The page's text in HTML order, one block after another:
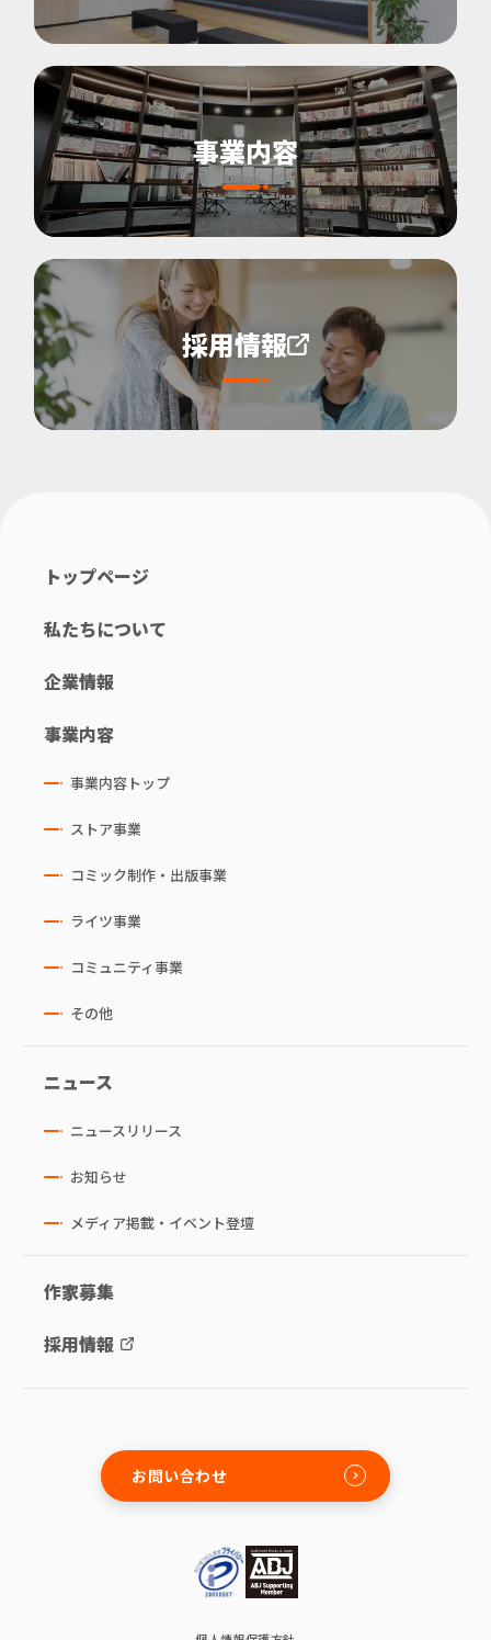
事業内容
採用情報
トップページ
私たちについて
企業情報
事業内容
事業内容トップ
ストア事業
コミック制作・出版事業
ライツ事業
コミュニティ事業
その他
ニュース
ニュースリリース
お知らせ
メディア掲載・イベント登壇
作家募集
採用情報
お問い合わせ